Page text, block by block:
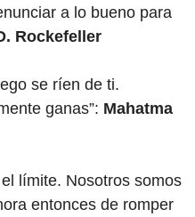
a lo bueno para
Rockefeller
se ríen de ti.
ganas”: Mahatma
límite. Nosotros somos
entonces de romper